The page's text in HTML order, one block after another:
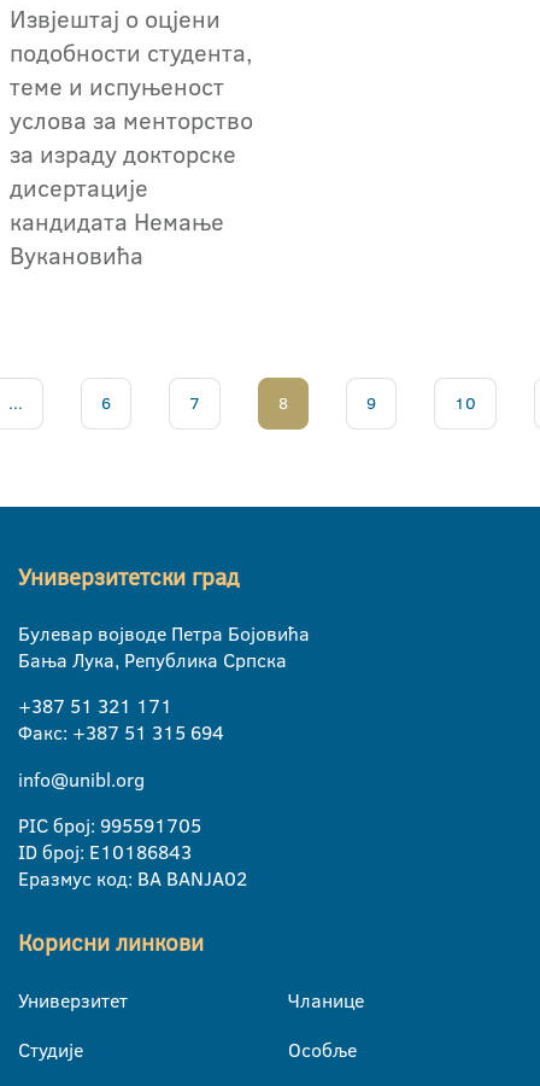
Извјештај о оцјени
подобности студента,
теме и испуњеност
услова за менторство
за израду докторске
дисертације
кандидата Немање
Вукановића
... 6 7 8 9 10
Универзитетски град
Булевар војводе Петра Бојовића
Бања Лука, Република Српска
+387 51 321 171
Факс: +387 51 315 694
info@unibl.org
PIC број: 995591705
ID број: E10186843
Еразмус код: BA BANJA02
Корисни линкови
Универзитет
Студије
Чланице
Особље